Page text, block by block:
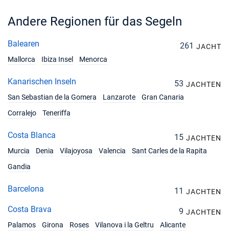
Andere Regionen für das Segeln
Balearen 261 JACHT
Mallorca
Ibiza Insel Menorca
Kanarischen Inseln 53 JACHTEN
San Sebastian de la Gomera
Lanzarote
Gran Canaria
Corralejo
Teneriffa
Costa Blanca 15 JACHTEN
Murcia
Denia Vilajoyosa Valencia
Sant Carles de la Rapita
Gandia
Barcelona 11 JACHTEN
Costa Brava 9 JACHTEN
Palamos
Girona Roses Vilanova i la Geltru Alicante